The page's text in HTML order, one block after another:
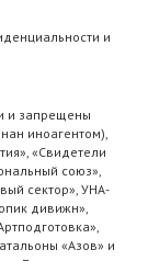
и
и запрещены
иноагентом),
«Свидетели
союз»,
сектор», УНА-
дивижн»,
«Азов» и